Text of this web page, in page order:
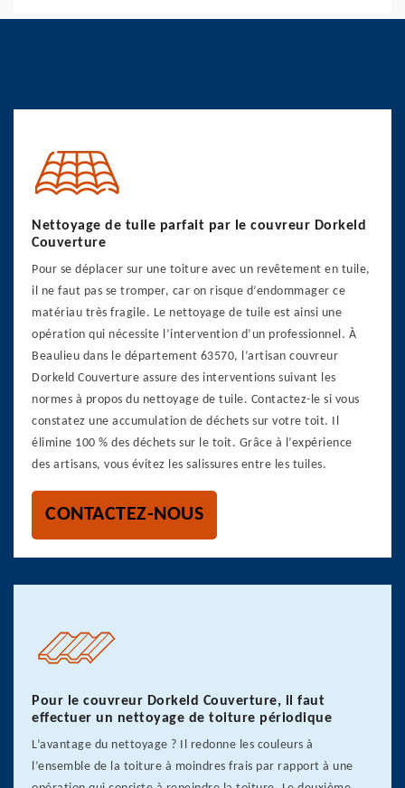
Nettoyage de tuile parfait par le couvreur Dorkeld
Couverture
Pour se déplacer sur une toiture avec un revêtement en tuile,
il ne faut pas se tromper, car on risque d’endommager ce
matériau très fragile. Le nettoyage de tuile est ainsi une
opération qui nécessite l’intervention d’un professionnel. À
Beaulieu dans le département 63570, l’artisan couvreur
Dorkeld Couverture assure des interventions suivant les
normes à propos du nettoyage de tuile. Contactez-le si vous
constatez une accumulation de déchets sur votre toit. Il
élimine 100 % des déchets sur le toit. Grâce à l’expérience
des artisans, vous évitez les salissures entre les tuiles.
CONTACTEZ-NOUS
Pour le couvreur Dorkeld Couverture, il faut
effectuer un nettoyage de toiture périodique
L’avantage du nettoyage ? Il redonne les couleurs à
l’ensemble de la toiture à moindres frais par rapport à une